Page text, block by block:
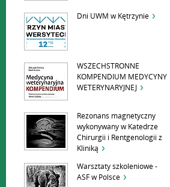
Dni UWM w Kętrzynie
WSZECHSTRONNE
KOMPENDIUM MEDYCYNY
WETERYNARYJNEJ
Rezonans magnetyczny
wykonywany w Katedrze
Chirurgii i Rentgenologii z
Kliniką
Warsztaty szkoleniowe -
ASF w Polsce